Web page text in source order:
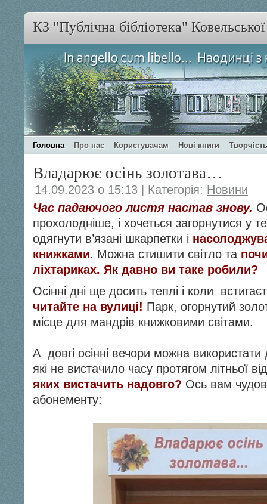
КЗ "Публічна бібліотека"
Головна Про нас Користувачам Нові книги
Владарює осінь золотава…
14.09.2023 о 15:13 | Категорія: Новини
Час падаючого листя настав знову.
прохолодніше, і хочеться загорнутися у
одягнути в’язані шкарпетки і
книжками. Можна стишити світло та
ліхтариках. Як давно ви таке робили?
Осінні дні ще досить теплі і коли
читайте на вулиці! Парк, огорнутий
місце для мандрів книжковими світами.
А довгі осінні вечори можна
які не вистачило часу протягом літньої
яких вистачить надовго? Ось вам
абонементу: